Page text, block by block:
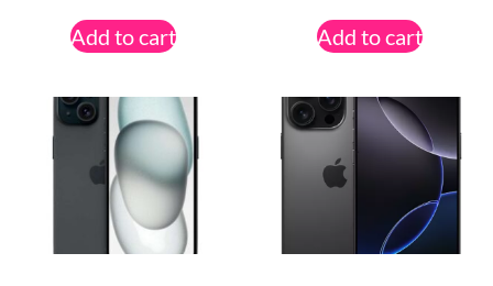
Add to cart Add to cart